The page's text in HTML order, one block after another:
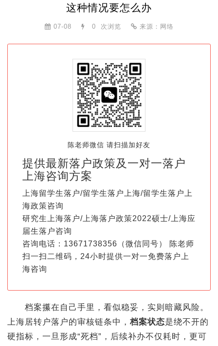
这种情况要怎么办
07-08 0 次浏览 来源：网络
陈老师微信 请扫描加好友
提供最新落户政策及一对一落户
上海咨询方案
上海留学生落户/留学生落户上海/留学生落户上
海政策咨询
研究生上海落户/上海落户政策2022硕士/上海应
届生落户咨询
咨询电话：13671738356（微信同号） 陈老师
扫一扫二维码，24小时提供一对一免费落户上
海咨询
档案攥在自己手里，看似稳妥，实则暗藏风险。
上海居转户落户的审核链条中， 档案状态是绕不开的
硬指标，一旦形成“死档”，后续补办不仅耗时，更可